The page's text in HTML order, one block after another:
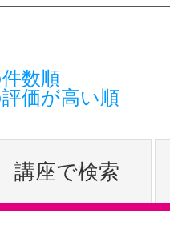
やりたいこ
特集をみる
数順
価が高い順
講座で検索